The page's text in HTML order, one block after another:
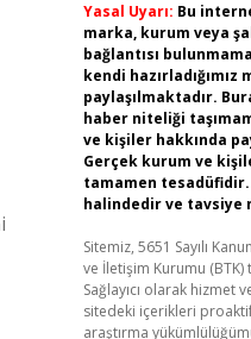
Yasal Uyarı: Bu
marka, kurum veya
bağlantısı
kendi hazırladığımız
paylaşılmaktadır.
haber niteliği
ve kişiler hakkında
Gerçek kurum ve
tamamen
halindedir ve tavsiye
Sitemiz, 5651 Sayılı
ve İletişim Kurumu
Sağlayıcı olarak hizmet
sitedeki içerikleri
araştırma